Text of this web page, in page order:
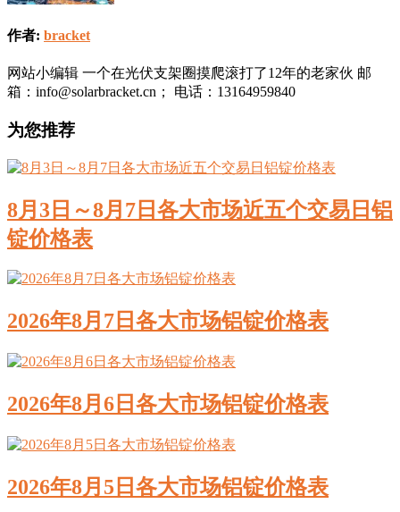
作者: bracket
网站小编辑 一个在光伏支架圈摸爬滚打了12年的老家伙 邮
箱：info@solarbracket.cn； 电话：13164959840
为您推荐
8月3日～8月7日各大市场近五个交易日铝
锭价格表
2026年8月7日各大市场铝锭价格表
2026年8月6日各大市场铝锭价格表
2026年8月5日各大市场铝锭价格表